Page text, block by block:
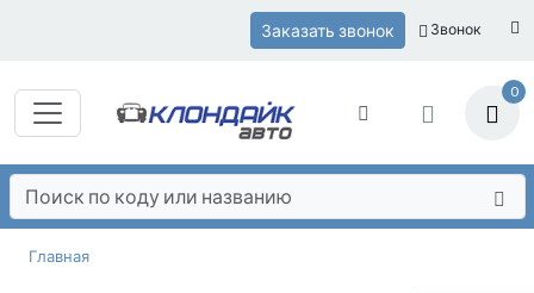
Заказать звонок Звонок
0
Главная